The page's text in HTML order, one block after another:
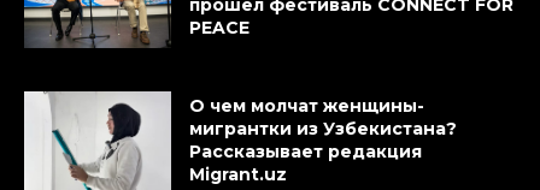
прошёл фестиваль CONNECT FOR
PEACE
О чем молчат женщины-
мигрантки из Узбекистана?
Рассказывает редакция
Migrant.uz